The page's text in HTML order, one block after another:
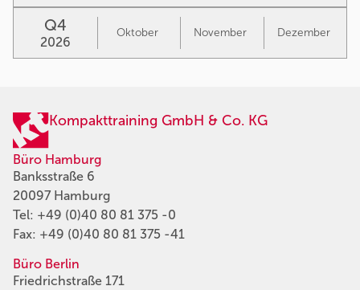
Q4
2026
Oktober November Dezember
Kompakttraining GmbH & Co. KG
Büro Hamburg
Banksstraße 6
20097 Hamburg
Tel: +49 (0)40 80 81 375 -0
Fax: +49 (0)40 80 81 375 -41
Büro Berlin
Friedrichstraße 171